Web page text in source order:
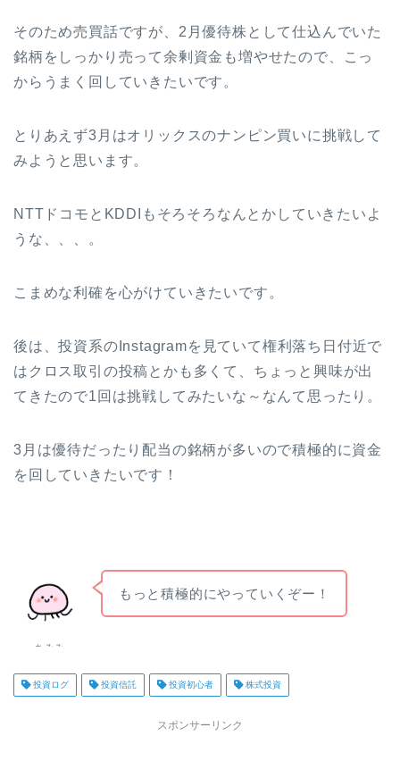
そのため売買話ですが、2月優待株として仕込んでいた
銘柄をしっかり売って余剰資金も増やせたので、こっ
からうまく回していきたいです。
とりあえず3月はオリックスのナンピン買いに挑戦して
みようと思います。
NTTドコモとKDDIもそろそろなんとかしていきたいよ
うな、、、。
こまめな利確を心がけていきたいです。
後は、投資系のInstagramを見ていて権利落ち日付近で
はクロス取引の投稿とかも多くて、ちょっと興味が出
てきたので1回は挑戦してみたいな～なんて思ったり。
3月は優待だったり配当の銘柄が多いので積極的に資金
を回していきたいです！
ちみみ
もっと積極的にやっていくぞー！
投資ログ 投資信託 投資初心者 株式投資
スポンサーリンク